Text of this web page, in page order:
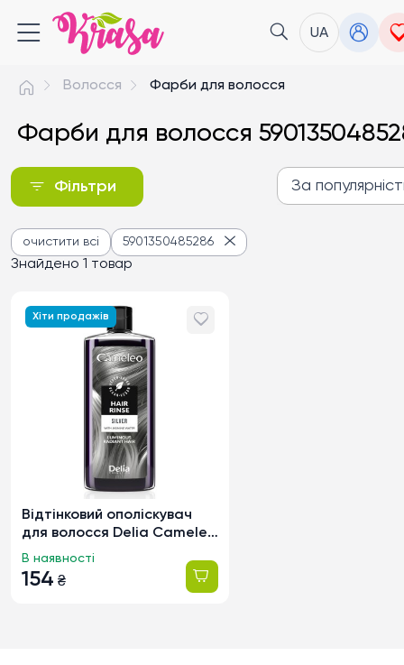
UA
Волосся Фарби для волосся
Фарби для волосся
Фільтри За
За популярністю
Від дешевих до
Знайдено 1 товар
очистити всі 5901350485286
Хіти продажів
Відтінковий ополіскувач
для волосся Delia Cameleo
срібний, 200мл
154 ₴
В наявності